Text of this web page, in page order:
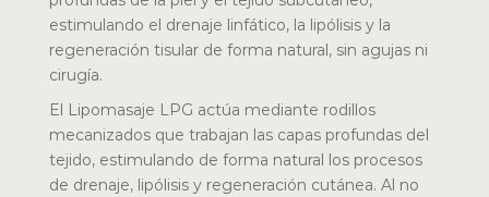
estimulando el drenaje linfático, la lipólisis y la
regeneración tisular de forma natural, sin agujas ni
cirugía.
El Lipomasaje LPG actúa mediante rodillos
mecanizados que trabajan las capas profundas del
tejido, estimulando de forma natural los procesos
de drenaje, lipólisis y regeneración cutánea. Al no